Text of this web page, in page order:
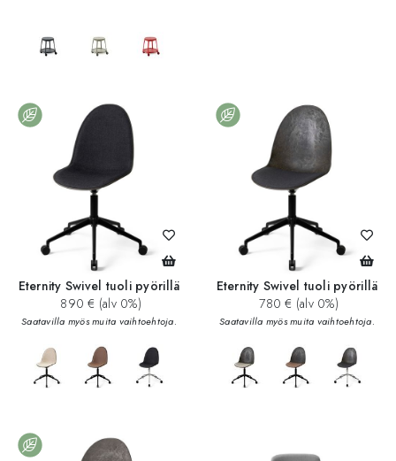
Eternity Swivel tuoli pyörillä
890 € (alv 0%)
Saatavilla myös muita vaihtoehtoja.
Eternity Swivel tuoli pyörillä
780 € (alv 0%)
Saatavilla myös muita vaihtoehtoja.